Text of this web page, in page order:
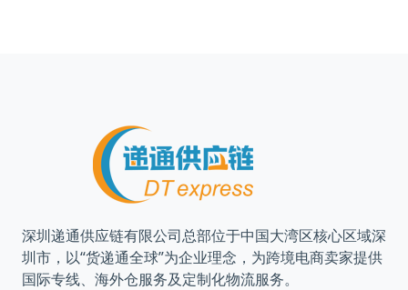
深圳递通供应链有限公司总部位于中国大湾区核心区域深
圳市，以“货递通全球”为企业理念，为跨境电商卖家提供
国际专线、海外仓服务及定制化物流服务。